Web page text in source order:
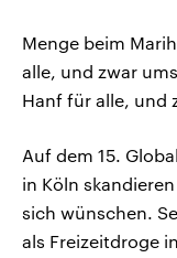
Menge beim
alle, und zwar
Hanf für alle, und
Auf dem 15.
in Köln
sich wünschen.
als Freizeitdroge